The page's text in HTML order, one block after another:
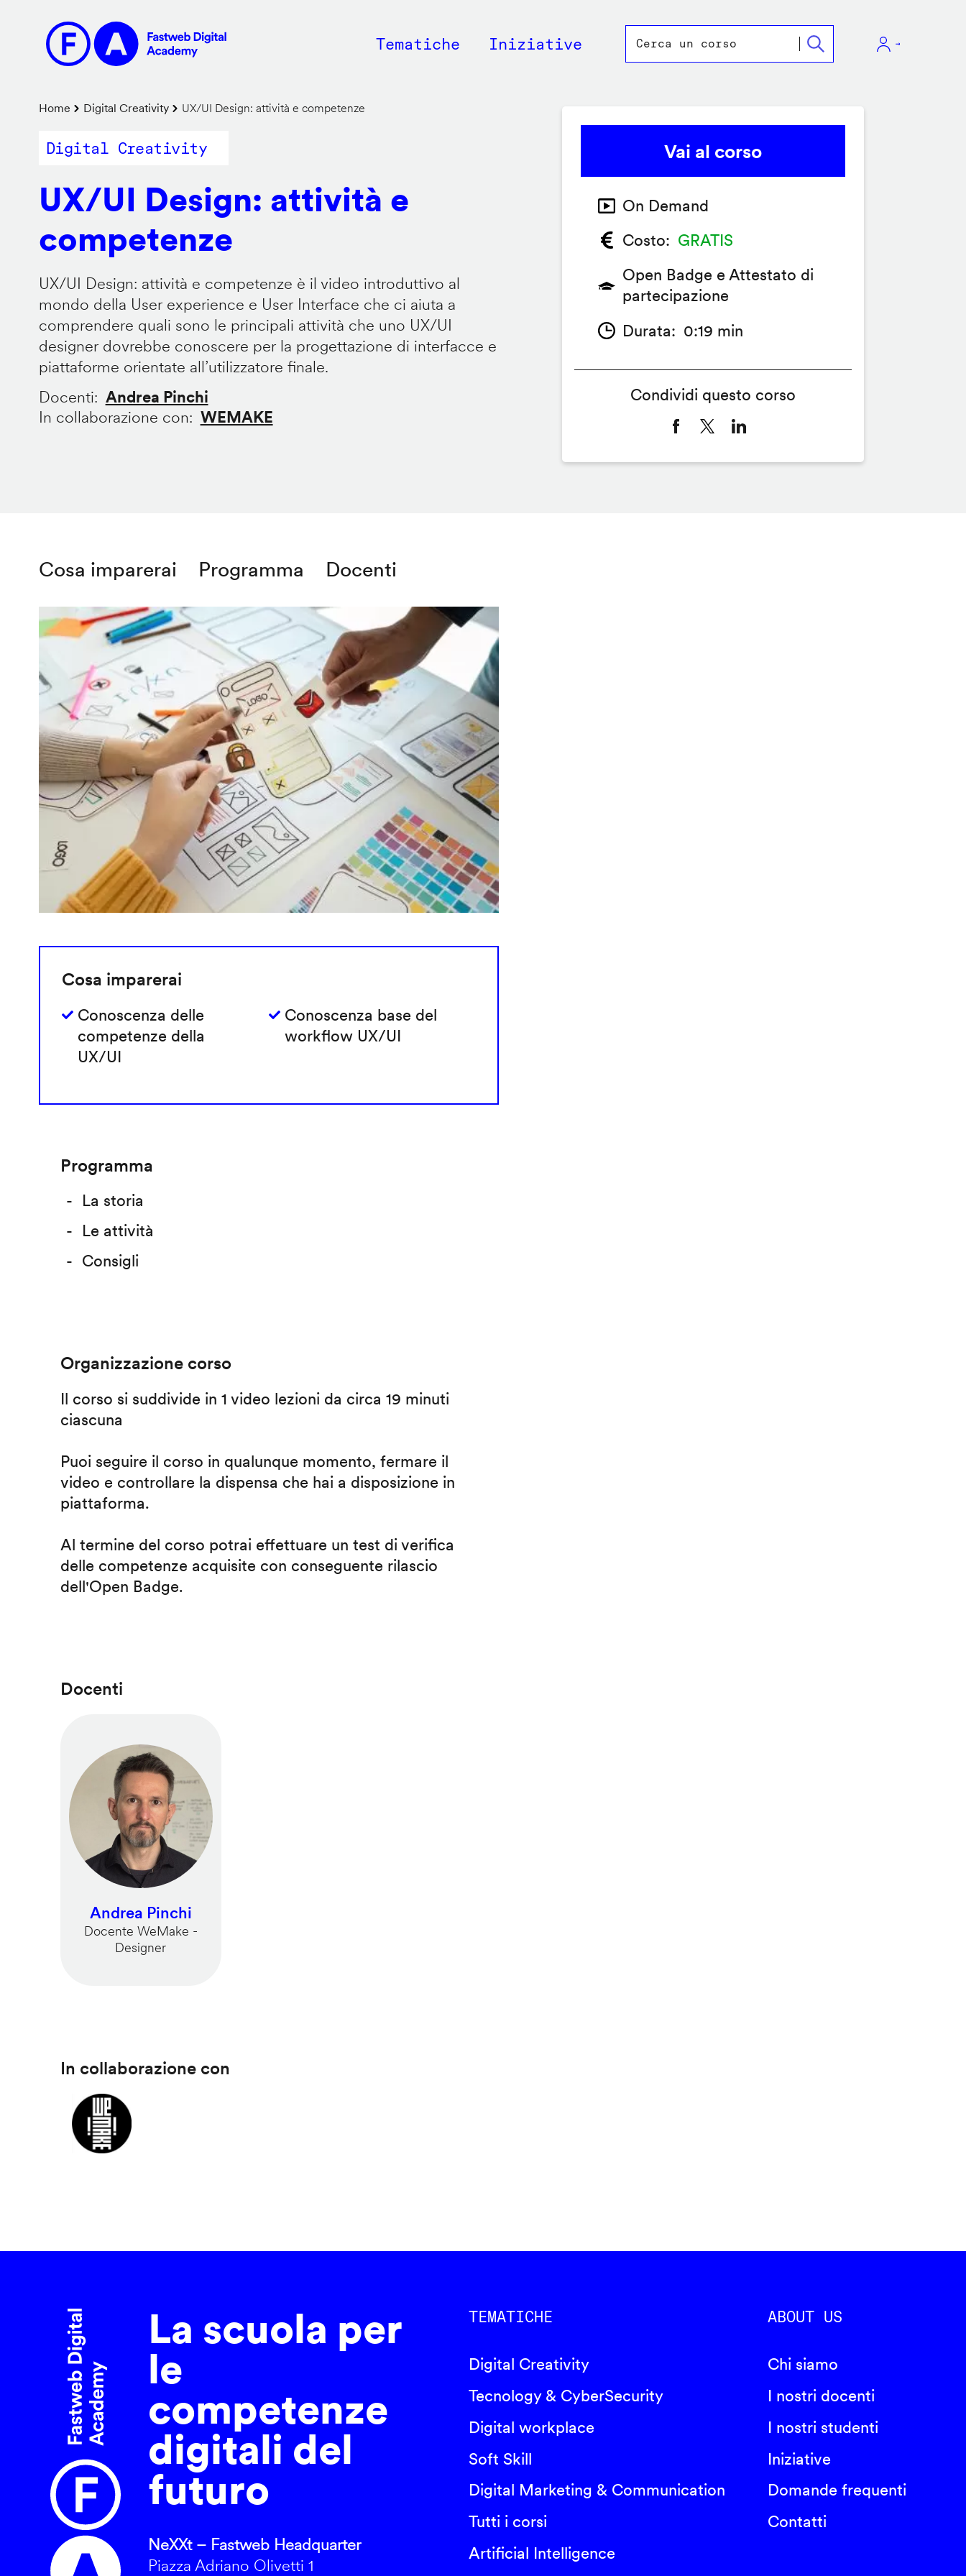
contenuto
principale
Main
Tematiche Iniziative
Briciole
di
Home Digital Creativity UX/UI Design: attività e competenze
Digital Creativity
UX/UI Design: attività e
competenze
UX/UI Design: attività e competenze è il video introduttivo al
mondo della User experience e User Interface che ci aiuta a
comprendere quali sono le principali attività che uno UX/UI
designer dovrebbe conoscere per la progettazione di interfacce e
piattaforme orientate all’utilizzatore finale.
Docenti
Andrea Pinchi
In collaborazione con
WEMAKE
Cosa imparerai Programma Docenti
Cosa imparerai
Conoscenza delle
competenze della
UX/UI
Conoscenza base del
workflow UX/UI
Programma
La storia
Le attività
Consigli
Organizzazione corso
Il corso si suddivide in 1 video lezioni da circa 19 minuti
ciascuna
Puoi seguire il corso in qualunque momento, fermare il
video e controllare la dispensa che hai a disposizione in
piattaforma.
Al termine del corso potrai effettuare un test di verifica
delle competenze acquisite con conseguente rilascio
dell'Open Badge.
Docenti
Andrea Pinchi
Docente WeMake -
Designer
In collaborazione con
Vai al corso
On Demand
Costo
GRATIS
Open Badge e Attestato di
partecipazione
Durata
0:19 min
Condividi questo corso
La scuola per
le
competenze
digitali del
futuro
NeXXt – Fastweb Headquarter
Piazza Adriano Olivetti 1
TEMATICHE
Digital Creativity
Tecnology & CyberSecurity
Digital workplace
Soft Skill
Digital Marketing & Communication
Tutti i corsi
Artificial Intelligence
ABOUT US
Chi siamo
I nostri docenti
I nostri studenti
Iniziative
Domande frequenti
Contatti